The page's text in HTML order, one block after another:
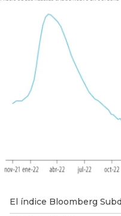
El índice Bloomberg